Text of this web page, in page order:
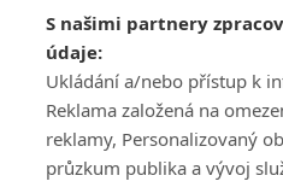
S našimi partnery
údaje:
Ukládání a/nebo přístup k
Reklama založená na
reklamy, Personalizovaný
průzkum publika a vývoj
Všeobecné obchodní
podmínky služby
GolfExtra.cz Premium
Podmínky zpracování
osobních údajů při